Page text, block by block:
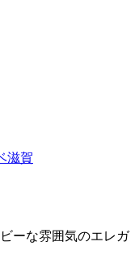
ーな雰囲気のエレガ